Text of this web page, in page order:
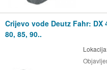
Crijevo vode Deutz Fahr: DX
80, 85, 90..